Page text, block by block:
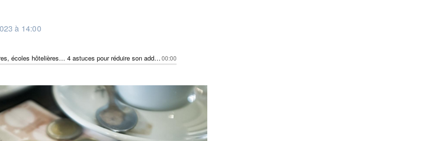
à 14:00
Restos solidaires, écoles hôtelières… 4 astuces pour réduire son addition au restaurant00:00